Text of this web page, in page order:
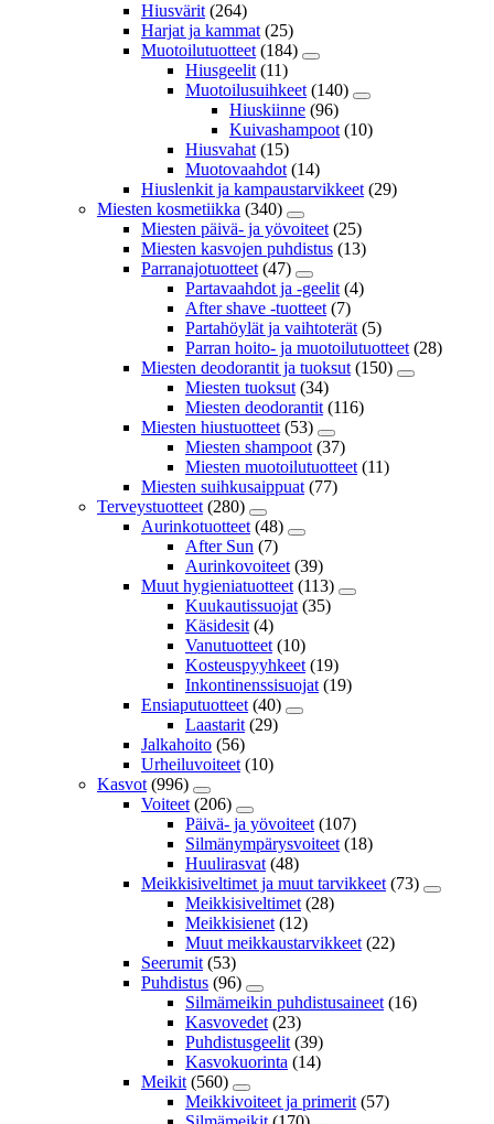
Hiusvärit (264)
Harjat ja kammat (25)
Muotoilutuotteet (184)
Hiusgeelit (11)
Muotoilusuihkeet (140)
Hiuskiinne (96)
Kuivashampoot (10)
Hiusvahat (15)
Muotovaahdot (14)
Hiuslenkit ja kampaustarvikkeet (29)
Miesten kosmetiikka (340)
Miesten päivä- ja yövoiteet (25)
Miesten kasvojen puhdistus (13)
Parranajotuotteet (47)
Partavaahdot ja -geelit (4)
After shave -tuotteet (7)
Partahöylät ja vaihtoterät (5)
Parran hoito- ja muotoilutuotteet (28)
Miesten deodorantit ja tuoksut (150)
Miesten tuoksut (34)
Miesten deodorantit (116)
Miesten hiustuotteet (53)
Miesten shampoot (37)
Miesten muotoilutuotteet (11)
Miesten suihkusaippuat (77)
Terveystuotteet (280)
Aurinkotuotteet (48)
After Sun (7)
Aurinkovoiteet (39)
Muut hygieniatuotteet (113)
Kuukautissuojat (35)
Käsidesit (4)
Vanutuotteet (10)
Kosteuspyyhkeet (19)
Inkontinenssisuojat (19)
Ensiaputuotteet (40)
Laastarit (29)
Jalkahoito (56)
Urheiluvoiteet (10)
Kasvot (996)
Voiteet (206)
Päivä- ja yövoiteet (107)
Silmänympärysvoiteet (18)
Huulirasvat (48)
Meikkisiveltimet ja muut tarvikkeet (73)
Meikkisiveltimet (28)
Meikkisienet (12)
Muut meikkaustarvikkeet (22)
Seerumit (53)
Puhdistus (96)
Silmämeikin puhdistusaineet (16)
Kasvovedet (23)
Puhdistusgeelit (39)
Kasvokuorinta (14)
Meikit (560)
Meikkivoiteet ja primerit (57)